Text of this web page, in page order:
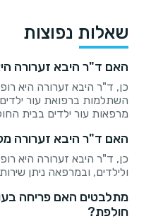
שאלות נפוצות
האם ד"ר היבא זערורה
כן, ד"ר היבא זערורה היא
השתלמות ברפואת עור
מרפאות עור ילדים בבית
האם ד"ר היבא זערורה
כן, ד"ר היבא זערורה היא
ולילדים, ובמרפאה ניתן
מתלבטים האם פריחה
חולפת?